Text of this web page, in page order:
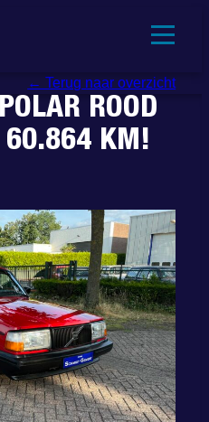
← Terug naar overzicht
ROOD
60.864 KM!